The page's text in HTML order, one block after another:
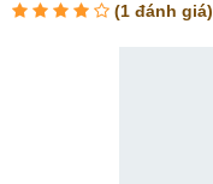
(1 đánh giá)